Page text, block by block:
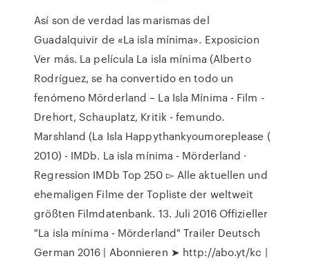
Así son de verdad las marismas del
Guadalquivir de «La isla mínima». Exposicion
Ver más. La película La isla mínima (Alberto
Rodríguez, se ha convertido en todo un
fenómeno Mörderland – La Isla Mínima - Film -
Drehort, Schauplatz, Kritik - femundo.
Marshland (La Isla Happythankyoumoreplease (
2010) - IMDb. La isla mínima - Mörderland ·
Regression IMDb Top 250 ▻ Alle aktuellen und
ehemaligen Filme der Topliste der weltweit
größten Filmdatenbank. 13. Juli 2016 Offizieller
"La isla mínima - Mörderland" Trailer Deutsch
German 2016 | Abonnieren ➤ http://abo.yt/kc |